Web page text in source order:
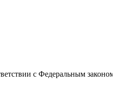
с Федеральным